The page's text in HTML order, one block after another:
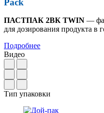
Pack
ПАСТПАК 2ВК TWIN —
для дозирования продукта в
Подробнее
Видео
Тип упаковки